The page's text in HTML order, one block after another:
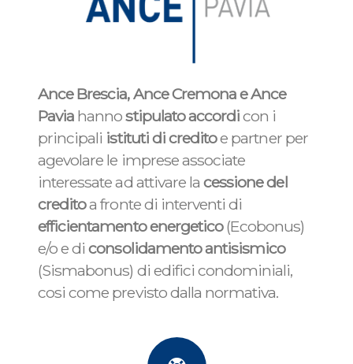
Ance Brescia, Ance Cremona e Ance
Pavia hannostipulato accordicon i
principali istituti di creditoe partner per
agevolare le imprese associate
interessate ad attivare lacessione del
creditoa fronte di interventi di
efficientamento energetico(Ecobonus)
e/o e diconsolidamento antisismico
(Sismabonus) di edifici condominiali,
cosi come previsto dalla normativa.